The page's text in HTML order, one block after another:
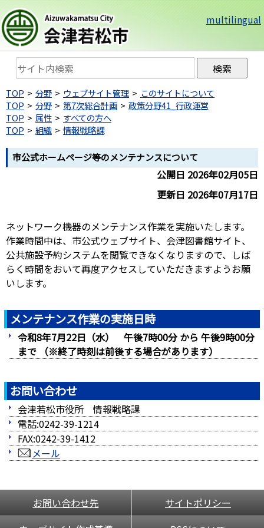
multilingual
TOP 分野 ウェブサイト管理
このサイトについて
TOP
分野 第7次総合計画
政策分野41_行政運営
TOP
属性
すべての方へ
TOP
組織 情報戦略課
市公式ホームページ等のメンテナンスについて
公開日 2026年02月05日
更新日 2026年07月17日
ネットワーク機器のメンテナンス作業を実施いたします。
作業時間中は、市公式ウェブサイト、会津図書館サイト、
公共施設予約システムを閲覧できなくなりますので、しば
らく時間をおいて再度アクセスしていただきますようお願
いします。
メンテナンス作業の実施日時
令和8年7月22日（水） 午後7時00分 から 午後9時00分
まで （※終了時刻は前後する場合があります）
お問い合わせ
会津若松市役所 情報戦略課
電話:0242-39-1214
FAX:0242-39-1412
メール
お問い合わせ先
サイトポリシー